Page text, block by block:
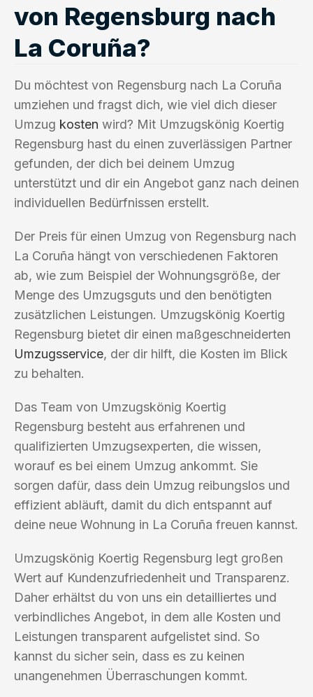
von Regensburg nach
La Coruña?
Du möchtest von Regensburg nach La Coruña
umziehen und fragst dich, wie viel dich dieser
Umzug kosten wird? Mit Umzugskönig Koertig
Regensburg hast du einen zuverlässigen Partner
gefunden, der dich bei deinem Umzug
unterstützt und dir ein Angebot ganz nach deinen
individuellen Bedürfnissen erstellt.
Der Preis für einen Umzug von Regensburg nach
La Coruña hängt von verschiedenen Faktoren
ab, wie zum Beispiel der Wohnungsgröße, der
Menge des Umzugsguts und den benötigten
zusätzlichen Leistungen. Umzugskönig Koertig
Regensburg bietet dir einen maßgeschneiderten
Umzugsservice, der dir hilft, die Kosten im Blick
zu behalten.
Das Team von Umzugskönig Koertig
Regensburg besteht aus erfahrenen und
qualifizierten Umzugsexperten, die wissen,
worauf es bei einem Umzug ankommt. Sie
sorgen dafür, dass dein Umzug reibungslos und
effizient abläuft, damit du dich entspannt auf
deine neue Wohnung in La Coruña freuen kannst.
Umzugskönig Koertig Regensburg legt großen
Wert auf Kundenzufriedenheit und Transparenz.
Daher erhältst du von uns ein detailliertes und
verbindliches Angebot, in dem alle Kosten und
Leistungen transparent aufgelistet sind. So
kannst du sicher sein, dass es zu keinen
unangenehmen Überraschungen kommt.